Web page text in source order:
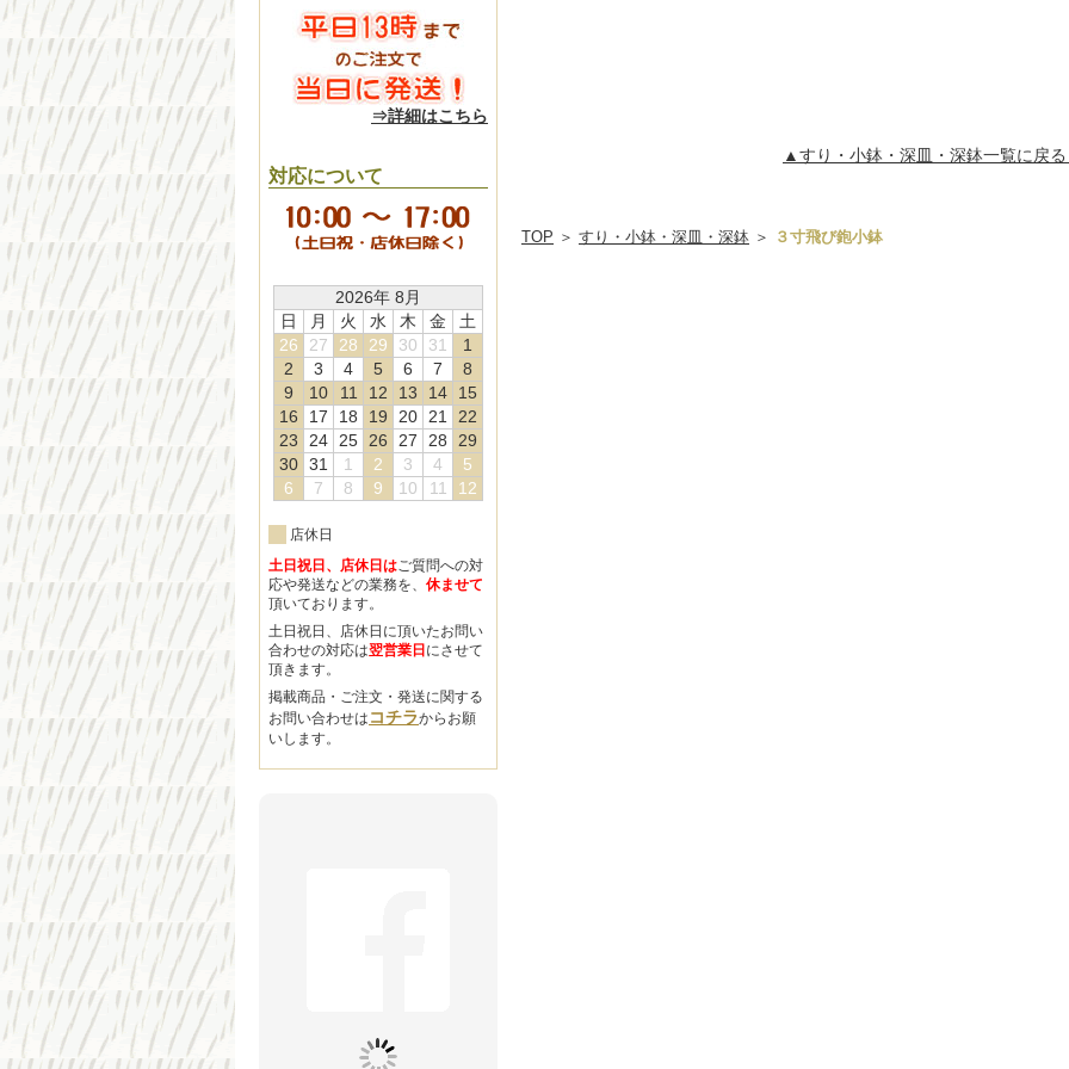
▲すり・小鉢・深皿・深鉢一覧に戻
TOP ＞ すり・小鉢・深皿・深鉢 ＞ ３寸飛び鉋小鉢
⇒詳細はこちら
対応について
2026年 8月
日
月 火 水 木 金
土
26
27 28 29 30 31
1
2
3 4 5 6 7
8
9
10 11 12 13 14
15
16
17 18 19 20 21
22
23
24 25 26 27 28
29
30 31 1 2 3 4
5
6
7 8 9 10 11 12
店休日
土日祝日、店休日はご質問への対
応や発送などの業務を、 休ませて
頂いております。
土日祝日、店休日に頂いたお問い
合わせの対応は翌営業日 にさせて
頂きます。
掲載商品・ご注文・発送に関する
お問い合わせは コチラからお願
いします。